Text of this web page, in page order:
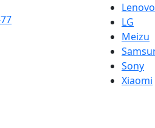
Lenovo
LG
Meizu
Sony
Xiaomi